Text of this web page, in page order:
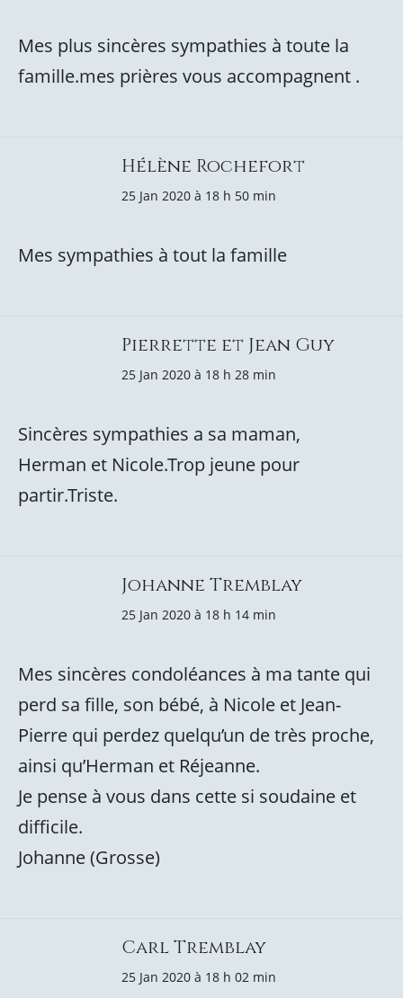
Mes plus sincères sympathies à toute la
famille.mes prières vous accompagnent .
Hélène Rochefort
25 Jan 2020 à 18 h 50 min
Mes sympathies à tout la famille
Pierrette et Jean Guy
25 Jan 2020 à 18 h 28 min
Sincères sympathies a sa maman,
Herman et Nicole.Trop jeune pour
partir.Triste.
Johanne Tremblay
25 Jan 2020 à 18 h 14 min
Mes sincères condoléances à ma tante qui
perd sa fille, son bébé, à Nicole et Jean-
Pierre qui perdez quelqu’un de très proche,
ainsi qu’Herman et Réjeanne.
Je pense à vous dans cette si soudaine et
difficile.
Johanne (Grosse)
Carl Tremblay
25 Jan 2020 à 18 h 02 min